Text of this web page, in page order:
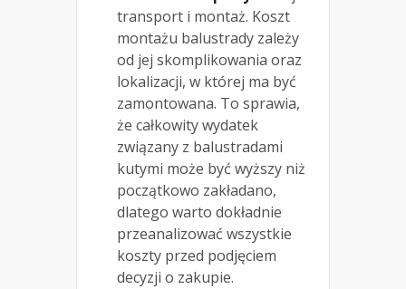
transport i montaż. Koszt
montażu balustrady zależy
od jej skomplikowania oraz
lokalizacji, w której ma być
zamontowana. To sprawia,
że całkowity wydatek
związany z balustradami
kutymi może być wyższy niż
początkowo zakładano,
dlatego warto dokładnie
przeanalizować wszystkie
koszty przed podjęciem
decyzji o zakupie.